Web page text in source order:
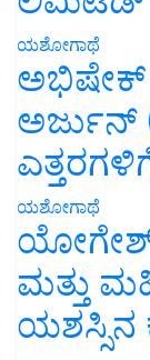
ಯಶೋಗಾಥೆ
ಅಭಿಷೇಕ್
ಅರ್ಜುನ್
ಯಶೋಗಾಥೆ
ಯೋಗೇಶ್
ಮತ್ತು
ಯಶಸ್ಸಿನ